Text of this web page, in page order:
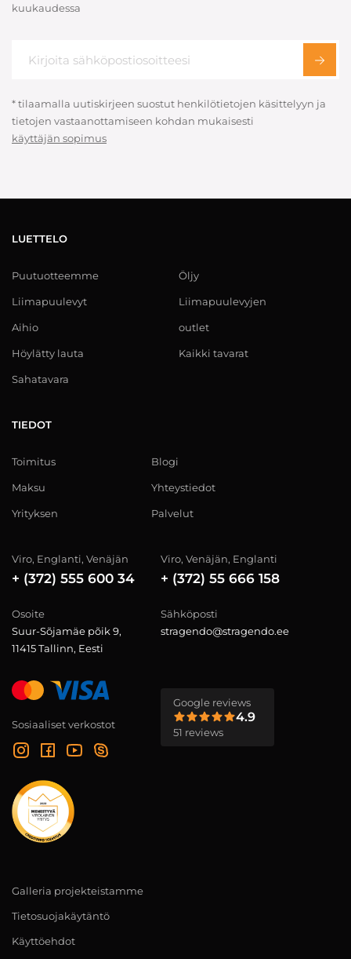
kuukaudessa
* tilaamalla uutiskirjeen suostut henkilötietojen käsittelyyn ja
tietojen vastaanottamiseen kohdan mukaisesti
käyttäjän sopimus
LUETTELO
Puutuotteemme
Liimapuulevyt
Aihio
Höylätty lauta
Sahatavara
Öljy
Liimapuulevyjen
outlet
Kaikki tavarat
TIEDOT
Toimitus
Maksu
Yrityksen
Blogi
Yhteystiedot
Palvelut
Viro, Englanti, Venäjän
+ (372) 555 600 34
Viro, Venäjän, Englanti
+ (372) 55 666 158
Osoite
Suur-Sõjamäe põik 9,
11415 Tallinn, Eesti
Sähköposti
stragendo@stragendo.ee
Sosiaaliset verkostot
Google reviews
4.9
51 reviews
Galleria projekteistamme
Tietosuojakäytäntö
Käyttöehdot